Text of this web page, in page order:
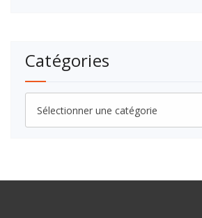
Catégories